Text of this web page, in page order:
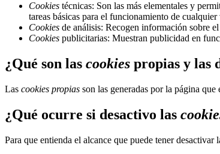
Cookies técnicas: Son las más elementales y
tareas básicas para el funcionamiento de
Cookies de análisis: Recogen información sobre
Cookies publicitarias: Muestran publicidad en
¿Qué son las cookies propias y las
Las cookies propias son las generadas por la página que
¿Qué ocurre si desactivo las
Para que entienda el alcance que puede tener desactivar